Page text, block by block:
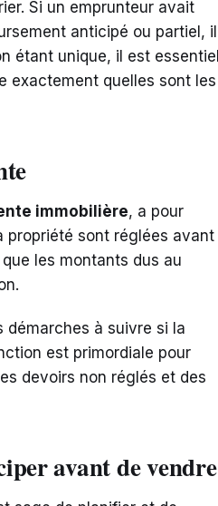
Si un emprunteur avait
anticipé ou partiel, il
étant unique, il est essentiel
exactement quelles sont les
immobilière, a pour
propriété sont réglées avant
les montants dus au
démarches à suivre si la
est primordiale pour
devoirs non réglés et des
avant de vendre